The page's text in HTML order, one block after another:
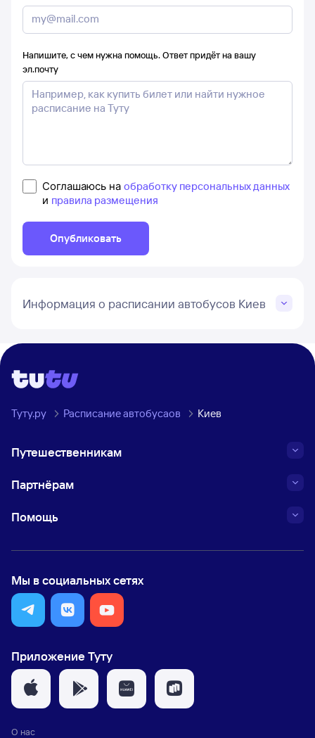
Напишите, с чем нужна помощь. Ответ придёт на вашу
эл.почту
Соглашаюсь на обработку персональных данных
и правила размещения
Опубликовать
Информация о расписании автобусов Киев
Туту.ру Расписание автобусаов Киев
Путешественникам
Партнёрам
Помощь
Мы в социальных сетях
Приложение Туту
О нас